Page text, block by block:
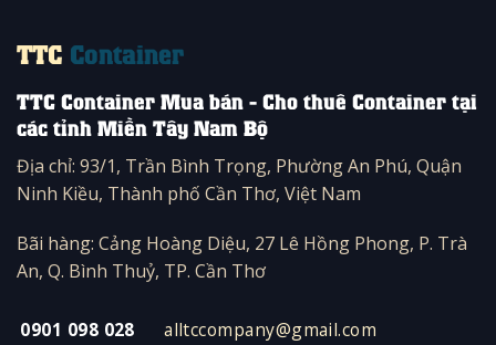
TTC Container
TTC Container Mua bán - Cho thuê Container tại
các tỉnh Miền Tây Nam Bộ
Địa chỉ: 93/1, Trần Bình Trọng, Phường An Phú, Quận
Ninh Kiều, Thành phố Cần Thơ, Việt Nam
Bãi hàng: Cảng Hoàng Diệu, 27 Lê Hồng Phong, P. Trà
An, Q. Bình Thuỷ, TP. Cần Thơ
0901 098 028 alltccompany@gmail.com